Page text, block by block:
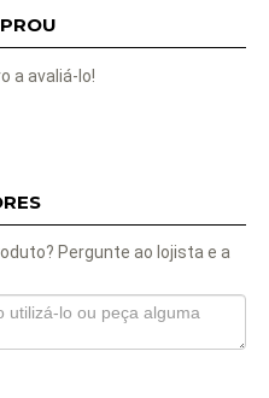
a avaliá-lo!
Pergunte ao lojista e a